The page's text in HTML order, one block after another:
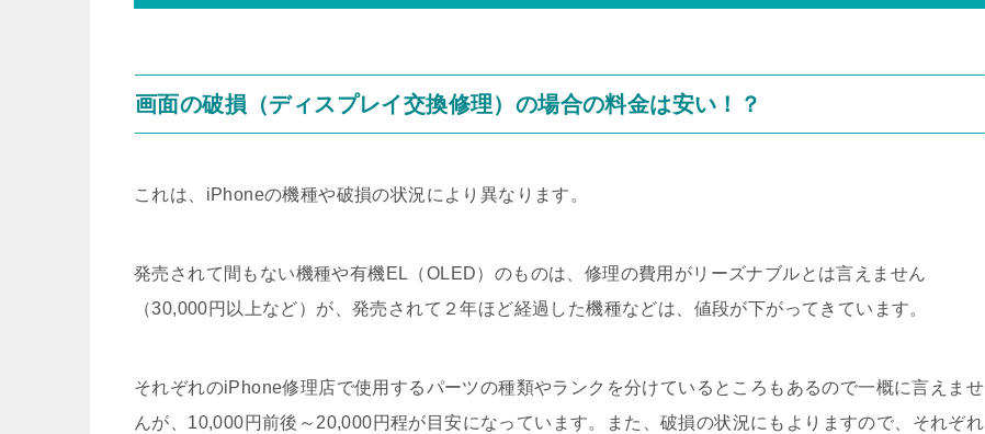
画面の破損（ディスプレイ交換修理）の場合の料金は安い！？
これは、iPhoneの機種や破損の状況により異なります。
発売されて間もない機種や有機EL（OLED）のものは、修理の費用がリーズナブルとは言えません
（30,000円以上など）が、発売されて２年ほど経過した機種などは、値段が下がってきています。
それぞれのiPhone修理店で使用するパーツの種類やランクを分けているところもあるので一概に言えませ
んが、10,000円前後～20,000円程が目安になっています。また、破損の状況にもよりますので、それぞれ